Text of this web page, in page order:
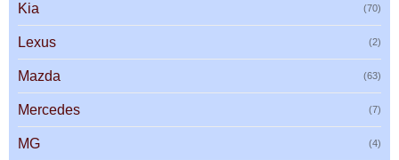
Kia (70)
Lexus (2)
Mazda (63)
Mercedes (7)
MG (4)